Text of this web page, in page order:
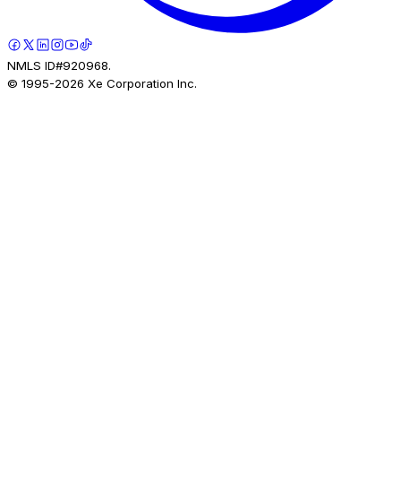
NMLS ID#920968.
© 1995-2026 Xe Corporation Inc.